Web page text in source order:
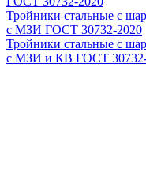
Тройники стальные с
с МЗИ ГОСТ 30732-2020
Тройники стальные с
с МЗИ и КВ ГОСТ